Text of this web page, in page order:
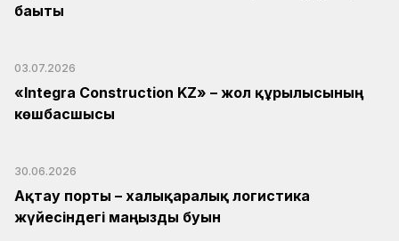
бағыты
03.07.2026
«Integra Construction KZ» – жол құрылысының
көшбасшысы
30.06.2026
Ақтау порты – халықаралық логистика
жүйесіндегі маңызды буын